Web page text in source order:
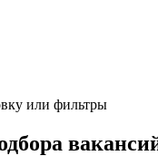
или фильтры